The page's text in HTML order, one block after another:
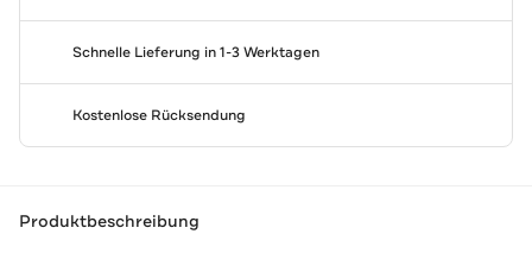
Schnelle Lieferung in 1-3 Werktagen
Kostenlose Rücksendung
Produktbeschreibung